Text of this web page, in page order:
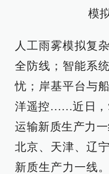
模
人工雨雾模拟复
全防线；智能系
忧；岸基平台与
洋遥控……近日，
运输新质生产力
北京、天津、辽
新质生产力一线